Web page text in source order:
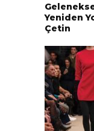
Yeniden
Çetin